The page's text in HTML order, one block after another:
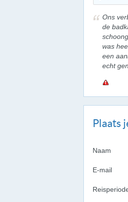
Ons
de
was
een
echt
Plaats
Naam
E-mail